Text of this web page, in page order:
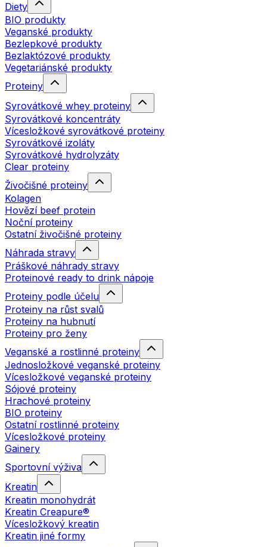
Diety
BIO produkty
Veganské produkty
Bezlepkové produkty
Bezlaktózové produkty
Vegetariánské produkty
Proteiny
Syrovátkové whey proteiny
Syrovátkové koncentráty
Vícesložkové syrovátkové proteiny
Syrovátkové izoláty
Syrovátkové hydrolyzáty
Clear proteiny
Živočišné proteiny
Kolagen
Hovězí beef protein
Noční proteiny
Ostatní živočišné proteiny
Náhrada stravy
Práškové náhrady stravy
Proteinové ready to drink nápoje
Proteiny podle účelu
Proteiny na růst svalů
Proteiny na hubnutí
Proteiny pro ženy
Veganské a rostlinné proteiny
Jednosložkové veganské proteiny
Vícesložkové veganské proteiny
Sójové proteiny
Hrachové proteiny
BIO proteiny
Ostatní rostlinné proteiny
Vícesložkové proteiny
Gainery
Sportovní výživa
Kreatin
Kreatin monohydrát
Kreatin Creapure®
Vícesložkový kreatin
Kreatin jiné formy